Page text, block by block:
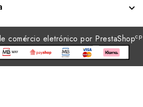

comércio eletrónico por PrestaShopcp